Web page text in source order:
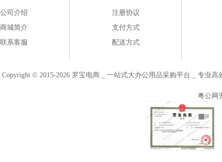
公司介绍
商城简介
联系客服
注册协议
支付方式
配送方式
Copyright © 2015-2026 罗宝电商 _ 一站式大办公用品采购平台 _ 专业
粤公网